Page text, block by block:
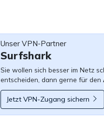
Unser VPN-Partner
Surfshark
Sie wollen sich besser im Netz
entscheiden, dann gerne für den
Jetzt VPN-Zugang sichern